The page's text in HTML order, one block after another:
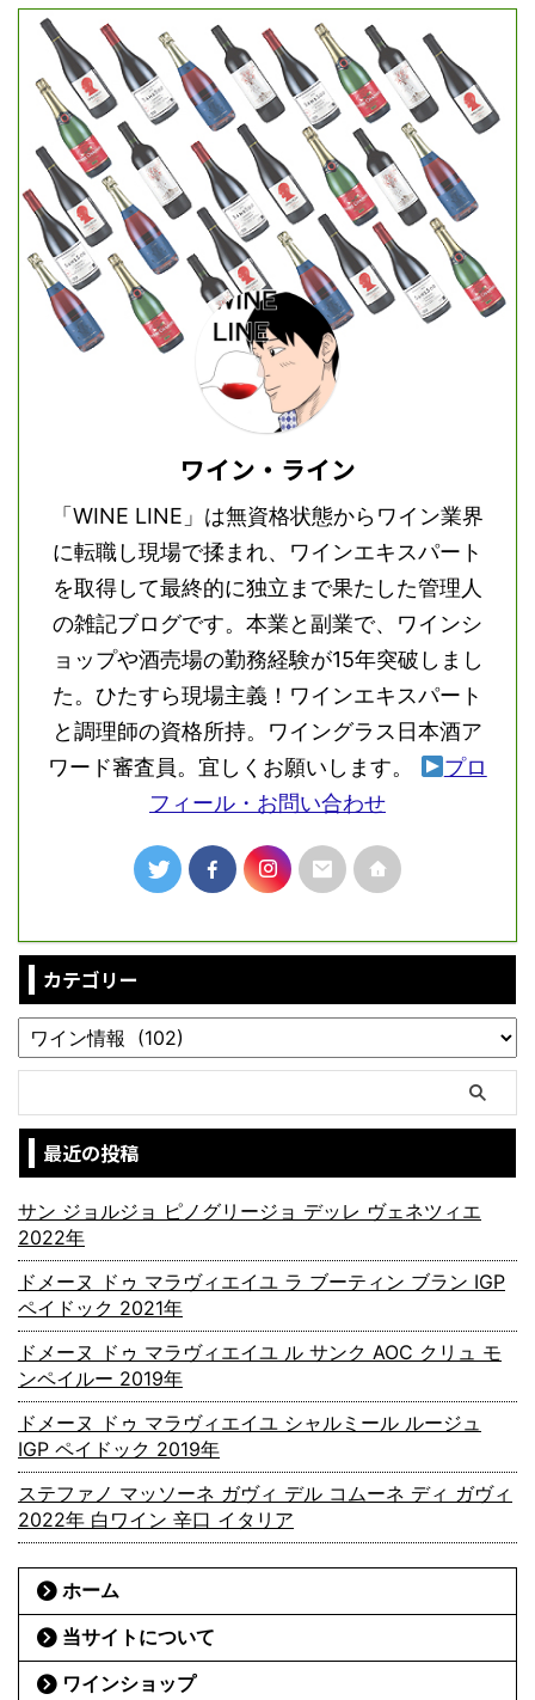
ワイン・ライン
「WINE LINE」は無資格状態からワイン業界
に転職し現場で揉まれ、ワインエキスパート
を取得して最終的に独立まで果たした管理人
の雑記ブログです。本業と副業で、ワインシ
ョップや酒売場の勤務経験が15年突破しまし
た。ひたすら現場主義！ワインエキスパート
と調理師の資格所持。ワイングラス日本酒ア
ワード審査員。宜しくお願いします。
プロ
フィール・お問い合わせ
カテゴリー
最近の投稿
サン ジョルジョ ピノグリージョ デッレ ヴェネツィエ
2022年
ドメーヌ ドゥ マラヴィエイユ ラ ブーティン ブラン IGP
ペイドック 2021年
ドメーヌ ドゥ マラヴィエイユ ル サンク AOC クリュ モ
ンペイルー 2019年
ドメーヌ ドゥ マラヴィエイユ シャルミール ルージュ
IGP ペイドック 2019年
ステファノ マッソーネ ガヴィ デル コムーネ ディ ガヴィ
2022年 白ワイン 辛口 イタリア
ホーム
当サイトについて
ワインショップ